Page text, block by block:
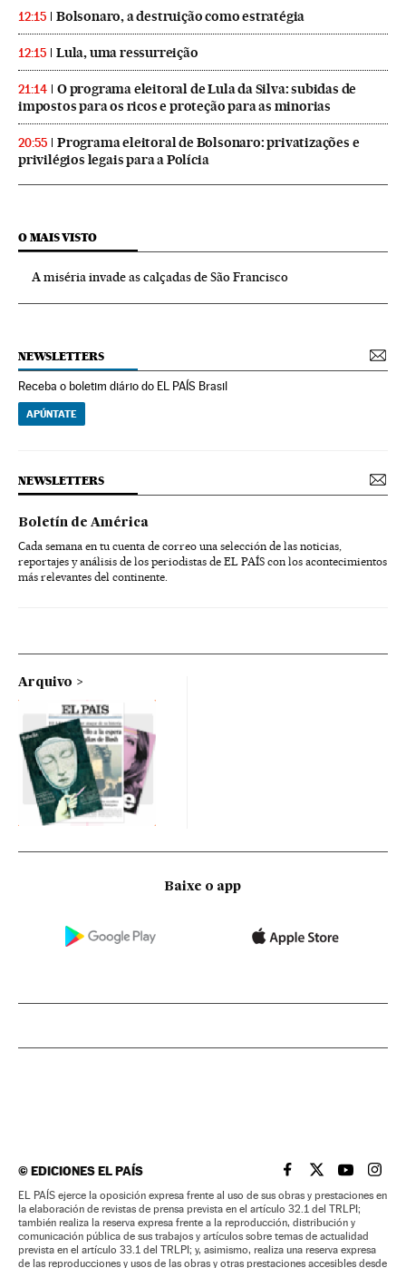
12:15 Bolsonaro, a destruição como estratégia
12:15 Lula, uma ressurreição
21:14
O programa eleitoral de Lula da Silva: subidas de
impostos para os ricos e proteção para as minorias
20:55
Programa eleitoral de Bolsonaro: privatizações e
privilégios legais para a Polícia
O MAIS VISTO
A miséria invade as calçadas de São Francisco
NEWSLETTERS
Receba o boletim diário do EL PAÍS Brasil
APÚNTATE
NEWSLETTERS
Boletín de América
Cada semana en tu cuenta de correo una selección de las noticias,
reportajes y análisis de los periodistas de EL PAÍS con los acontecimientos
más relevantes del continente.
Arquivo
Baixe o app
©EDICIONES EL PAÍS EL PAÍS BRASIL EN
EL PAÍSEL PAÍS
EL
EL PAÍS ejerce la oposición expresa frente al uso de sus obras y prestaciones en
la elaboración de revistas de prensa prevista en el artículo 32.1 del TRLPI;
también realiza la reserva expresa frente a la reproducción, distribución y
comunicación pública de sus trabajos y artículos sobre temas de actualidad
prevista en el artículo 33.1 del TRLPI; y, asimismo, realiza una reserva expresa
de las reproducciones y usos de las obras y otras prestaciones accesibles desde